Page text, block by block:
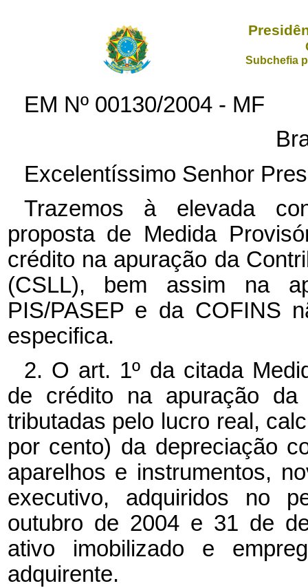
Subchefia
EM Nº 00130/2004 - MF
Excelentíssimo Senhor
Trazemos à elevada
proposta de Medida
crédito na apuração da
(CSLL), bem assim na
PIS/PASEP e da COFINS
especifica.
2. O art. 1º da citada
de crédito na apuração
tributadas pelo lucro real,
por cento) da depreciação
aparelhos e instrumentos,
executivo, adquiridos no
outubro de 2004 e 31 de
ativo imobilizado e
adquirente.